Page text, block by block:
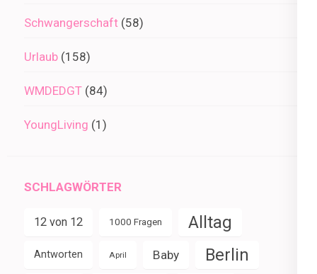
Schwangerschaft (58)
Urlaub (158)
WMDEDGT (84)
YoungLiving (1)
SCHLAGWÖRTER
12 von 12 1000 Fragen Alltag
Antworten April Baby Berlin